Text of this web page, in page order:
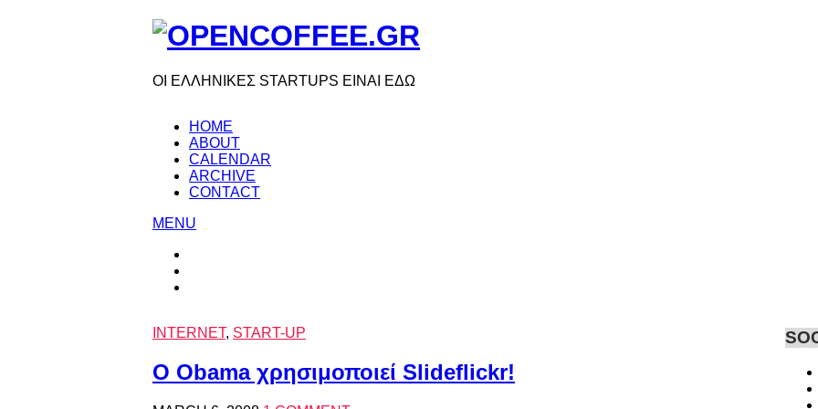
ΟΙ ΕΛΛΗΝΙΚΕΣ STARTUPS ΕΙΝΑΙ ΕΔΩ
HOME
ABOUT
CALENDAR
ARCHIVE
CONTACT
MENU
INTERNET, START-UP
Ο Obama χρησιμοποιεί Slideflickr!